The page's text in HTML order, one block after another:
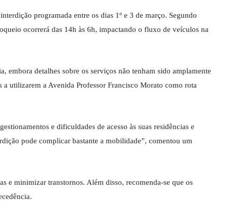
programada entre os dias 1º e 3 de março. Segundo
ocorrerá das 14h às 6h, impactando o fluxo de veículos na
detalhes sobre os serviços não tenham sido amplamente
utilizarem a Avenida Professor Francisco Morato como rota
e dificuldades de acesso às suas residências e
pode complicar bastante a mobilidade”, comentou um
e minimizar transtornos. Além disso, recomenda-se que os